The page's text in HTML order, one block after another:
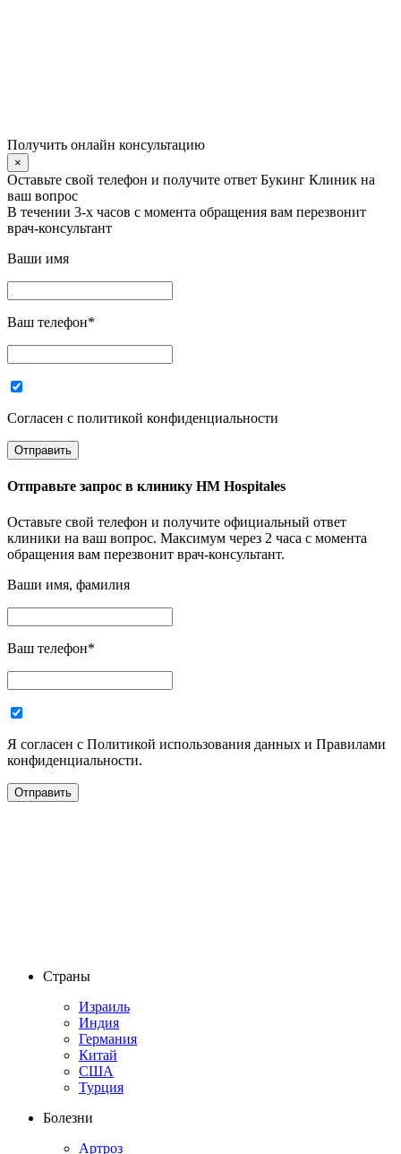
Получить онлайн консультацию
×
Оставьте свой телефон и получите ответ Букинг Клиник на
ваш вопрос
В течении 3-х часов с момента обращения вам перезвонит
врач-консультант
Ваши имя
Ваш телефон*
Согласен с политикой конфиденциальности
Отправьте запрос в клинику HM Hospitales
Оставьте свой телефон и получите официальный ответ
клиники на ваш вопрос. Максимум через 2 часа с момента
обращения вам перезвонит врач-консультант.
Ваши имя, фамилия
Ваш телефон*
Я согласен с Политикой использования данных и Правилами
конфиденциальности.
Страны
Израиль
Индия
Германия
Китай
США
Турция
Болезни
Артроз